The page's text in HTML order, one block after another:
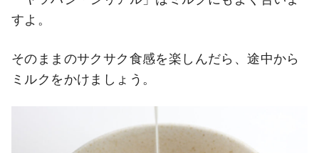
すよ。
そのままのサクサク食感を楽しんだら、途中から
ミルクをかけましょう。